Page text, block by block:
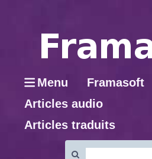
Menu
Framasoft
Articles audio
Articles traduits